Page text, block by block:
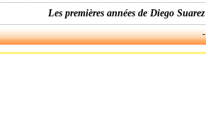
Les premières années de Diego